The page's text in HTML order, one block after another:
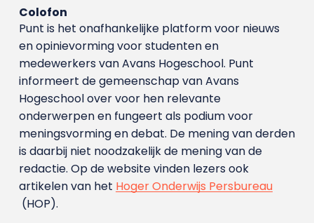
Colofon
Punt is het onafhankelijke platform voor nieuws
en opinievorming voor studenten en
medewerkers van Avans Hoge­school. Punt
informeert de gemeenschap van Avans
Hogeschool over voor hen relevante
onderwerpen en fungeert als podium voor
meningsvorming en debat. De mening van derden
is daarbij niet noodzakelijk de mening van de
redactie. Op de website vinden lezers ook
artikelen van het Hoger Onderwijs Persbureau
(HOP).